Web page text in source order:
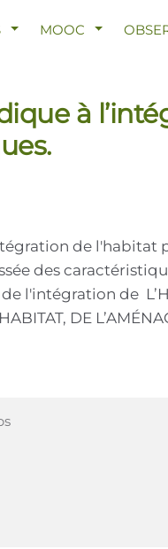
AFFICHER LE MENU
MOOC
à
de l'habitat
des
l'intégration de
DE